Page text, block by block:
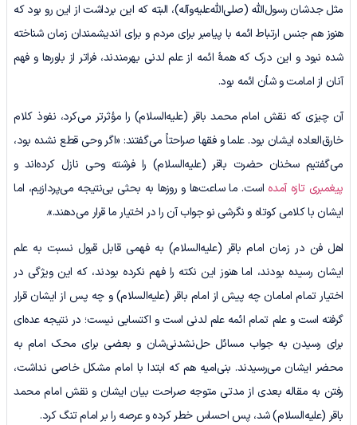
مثل جدشان رسول‌الله (صلی‌الله‌علیه‌وآله)، البته که این برداشت از این رو بود که
هنوز هم جنس ارتباط ائمه با پیامبر برای مردم و برای اندیشمندان زمان شناخته
شده نبود و این درک که همۀ ائمه از علم لدنی بهرمندند، فراتر از باورها و فهم
آنان از امامت و شأن ائمه بود.
آن چیزی که نقش امام محمد باقر (علیه‌السلام) را مؤثرتر می‌کرد، نفوذ کلام
خارق‌العاده ایشان بود. علما و فقها صراحتاً می‌گفتند: «اگر وحی قطع نشده بود،
می‌گفتیم سخنان حضرت باقر (علیه‌السلام) را فرشته وحی نازل کرده‌اند و
پیغمبری تازه آمده است. ما ساعت‌ها و روزها به بحثی بی‌نتیجه می‌پردازیم، اما
ایشان با کلامی کوتاه و نگرشی نو جواب آن ‌را در اختیار ما قرار می‌دهند.».
اهل فن در زمان امام باقر (علیه‌السلام) به فهمی قابل قبول نسبت به علم
ایشان رسیده بودند، اما هنوز این نکته را فهم نکرده بودند، که این ویژگی در
اختیار تمام امامان چه پیش از امام باقر (علیه‌السلام) و چه پس از ایشان قرار
گرفته است و علم تمام ائمه علم لدنی است و اکتسابی نیست؛ در نتیجه عده‌ای
برای رسیدن به جواب مسائل حل‌نشدنی‌شان و بعضی برای محک امام به
محضر ایشان می‌رسیدند. بنی‌امیه هم که ابتدا با امام مشکل خاصی نداشت،
رفتن به مقاله بعدی از مدتی متوجه صراحت بیان ایشان و نقش امام محمد
باقر (علیه‌السلام) شد، پس احساس خطر کرده و عرصه را بر امام تنگ کرد.